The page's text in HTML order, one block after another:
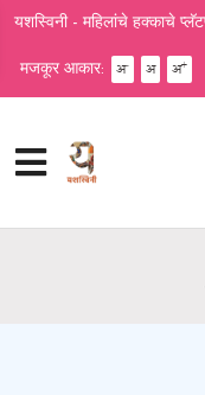
यशस्विनी - महिलांचे हक्काचे
मजकूर आकार: अ- अ अ+